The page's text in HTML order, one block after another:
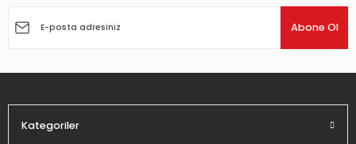
Ürün açıklamasında eksik bilgiler bulunuyor.
Abone Ol
Kategoriler